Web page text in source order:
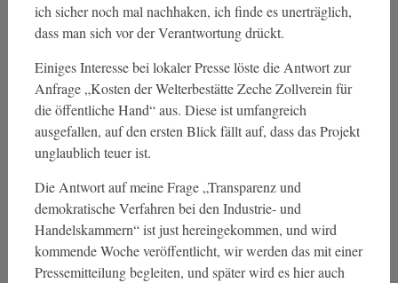
ich sicher noch mal nachhaken, ich finde es unerträglich,
dass man sich vor der Verantwortung drückt.
Einiges Interesse bei lokaler Presse löste die Antwort zur
Anfrage „Kosten der Welterbestätte Zeche Zollverein für
die öffentliche Hand“ aus. Diese ist umfangreich
ausgefallen, auf den ersten Blick fällt auf, dass das Projekt
unglaublich teuer ist.
Die Antwort auf meine Frage „Transparenz und
demokratische Verfahren bei den Industrie- und
Handelskammern“ ist just hereingekommen, und wird
kommende Woche veröffentlicht, wir werden das mit einer
Pressemitteilung begleiten, und später wird es hier auch